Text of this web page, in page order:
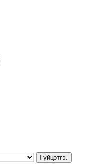
Гүйцэтгэ.